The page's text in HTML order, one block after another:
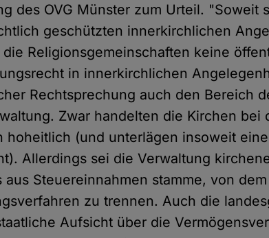
des OVG Münster zum Urteil. "Soweit
geschützten innerkirchlichen
Religionsgemeinschaften keine
in innerkirchlichen
Rechtsprechung auch den Bereich
Zwar handelten die Kirchen bei
hoheitlich (und unterlägen insoweit
Allerdings sei die Verwaltung
aus Steuereinnahmen stamme, von dem
zu trennen. Auch die
Aufsicht über die